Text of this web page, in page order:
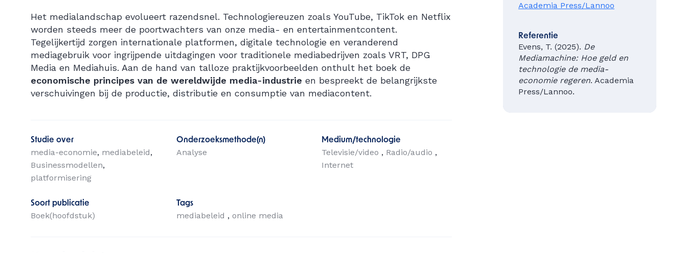
Het medialandschap evolueert razendsnel. Technologiereuzen zoals YouTube, TikTok en Netflix
worden steeds meer de poortwachters van onze media- en entertainmentcontent.
Tegelijkertijd zorgen internationale platformen, digitale technologie en veranderend
mediagebruik voor ingrijpende uitdagingen voor traditionele mediabedrijven zoals VRT, DPG
Media en Mediahuis. Aan de hand van talloze praktijkvoorbeelden onthult het boek de
economische principes van de wereldwijde media-industrie en bespreekt de belangrijkste
verschuivingen bij de productie, distributie en consumptie van mediacontent.
Studie over
media-economie mediabeleid
Businessmodellen
platformisering
Onderzoeksmethode(n)
Analyse
Medium/technologie
Televisie/video
Radio/audio
Internet
Soort publicatie
Boek(hoofdstuk)
Tags
mediabeleid online media
Academia Press/Lannoo
Referentie
Evens, T. (2025). De
Mediamachine: Hoe geld en
technologie de media-
economie regeren. Academia
Press/Lannoo.